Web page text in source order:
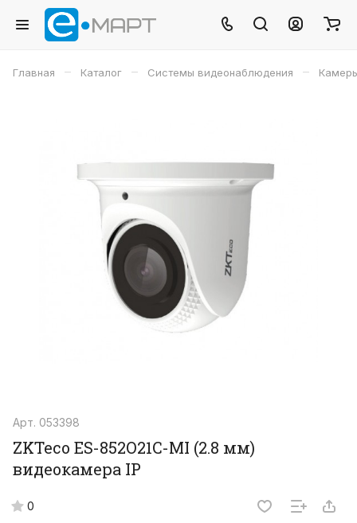
Главная – Каталог – Системы видеонаблюдения –
Арт. 053398
ZKTeco ES-852O21C-MI (2.8 мм)
видеокамера IP
0